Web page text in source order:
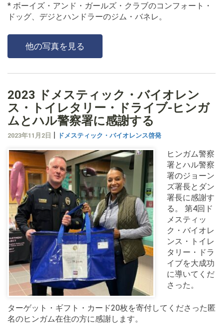
* ボーイズ・アンド・ガールズ・クラブのコンフォート・
ドッグ、デジとハンドラーのジム・バネレ。
他の写真を見る
2023 ドメスティック・バイオレン
ス・トイレタリー・ドライブ-ヒンガ
ムとハル警察署に感謝する
2023年11月2日 | ドメスティック・バイオレンス啓発
ヒンガム警察
署とハル警察
署のジョーン
ズ署長とダン
署長に感謝す
る。 第4回ド
メスティッ
ク・バイオレ
ンス・トイレ
タリー・ドラ
イブを大成功
に導いてくだ
さった。
ターゲット・ギフト・カード20枚を寄付してくださった匿
名のヒンガム在住の方に感謝します。